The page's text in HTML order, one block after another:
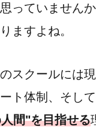
っていません
ますよね。
スクールには
ト体制、そし
間"を目指せる